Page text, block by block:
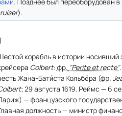
).
корабль в истории носивший
Colbert: фр. "Perite et recte"
Жана-Бати́ста Кольбе́ра (фр.
; 29 августа 1619, Реймс — 6
— французского
должность — министр